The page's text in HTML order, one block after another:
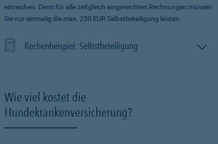
einreichen. Denn für alle zeitgleich eingereichten Rechnungen müssen
Sie nur einmalig die max. 250 EUR Selbstbeteiligung leisten.
Rechenbeispiel: Selbstbeteiligung
Wie viel kostet die
Hundekrankenversicherung?